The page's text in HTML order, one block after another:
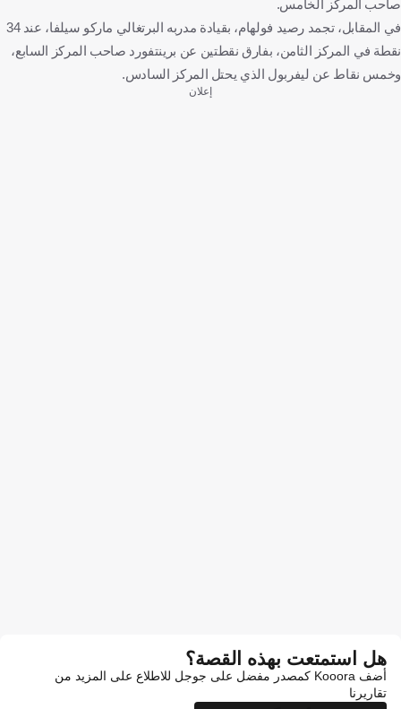
صاحب المركز الخامس.
في المقابل، تجمد رصيد فولهام، بقيادة مدربه البرتغالي ماركو سيلفا، عند 34
نقطة في المركز الثامن، بفارق نقطتين عن برينتفورد صاحب المركز السابع،
وخمس نقاط عن ليفربول الذي يحتل المركز السادس.
إعلان
هل استمتعت بهذه القصة؟
أضف Kooora كمصدر مفضل على جوجل للاطلاع على المزيد من
تقاريرنا